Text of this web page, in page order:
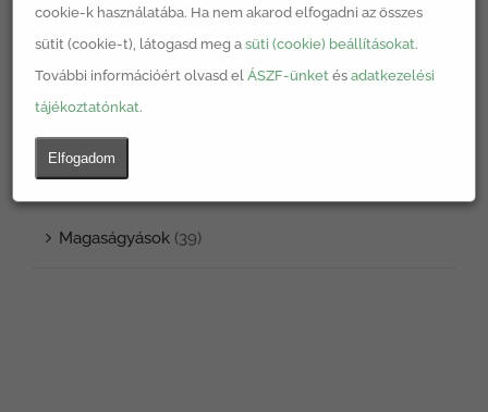
cookie-k használatába. Ha nem akarod elfogadni az összes
sütit (cookie-t), látogasd meg asüti (cookie) beállításokat.
További információért olvasd elÁSZF-ünket ésadatkezelési
tájékoztatónkat.
Elfogadom
Egyéb (1)
Komposztáló (2)
Magaságyások (39)